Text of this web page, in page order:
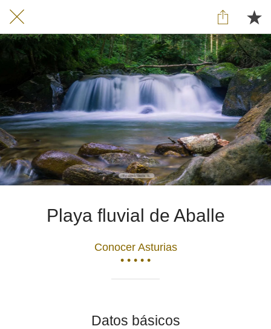
Playa fluvial de Aballe
Conocer Asturias
• • • • •
Datos básicos